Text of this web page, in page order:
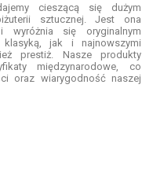
cieszącą się dużym
sztucznej. Jest ona
się oryginalnym
klasyką, jak i najnowszymi
prestiż. Nasze produkty
międzynarodowe, co
oraz wiarygodność naszej